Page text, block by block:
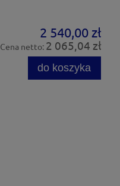
2 540,00 zł
Cena netto: 2 065,04 zł
do koszyka